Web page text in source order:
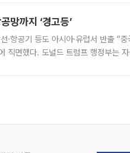
망까지 ‘경고등’
공기 등도 아시아·유럽서 반출 “중
직면했다. 도널드 트럼프 행정부는